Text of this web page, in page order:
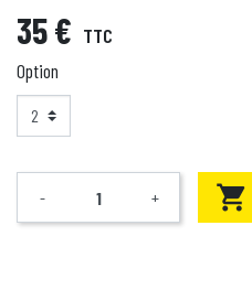
35 € TTC
Option
Quantité
- + 